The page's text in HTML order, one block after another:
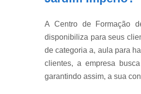
A Centro de Formação
disponibiliza para seus
de categoria a, aula para
clientes, a empresa
garantindo assim, a sua